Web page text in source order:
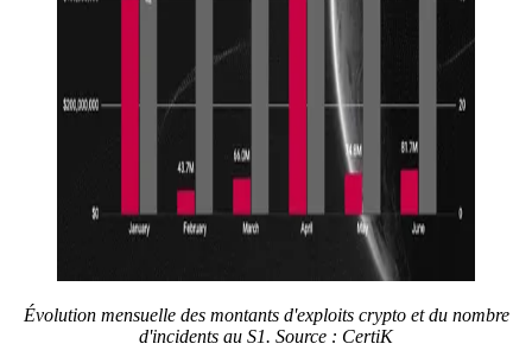
Évolution mensuelle des montants d'exploits crypto et du nombre
d'incidents au S1. Source : CertiK